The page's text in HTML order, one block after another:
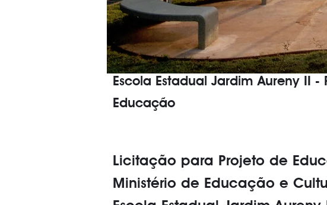
Escola Estadual Jardim Aureny II -
Educação
Licitação para Projeto de
Ministério de Educação e